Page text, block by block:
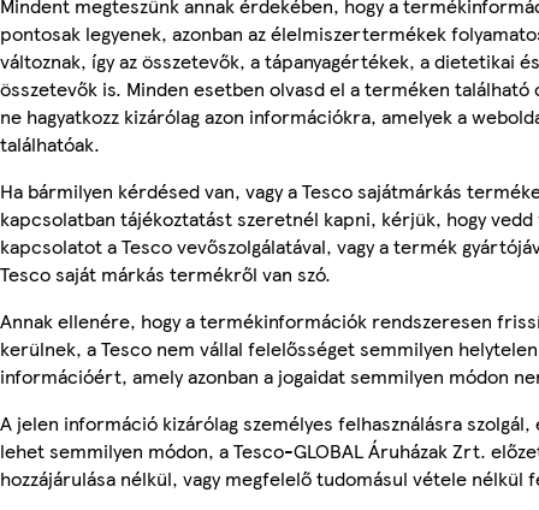
pontosak legyenek, azonban az élelmiszertermékek
változnak, így az összetevők, a tápanyagértékek, a dietetikai
összetevők is. Minden esetben olvasd el a terméken található
ne hagyatkozz kizárólag azon információkra, amelyek a
találhatóak.
Ha bármilyen kérdésed van, vagy a Tesco sajátmárkás
kapcsolatban tájékoztatást szeretnél kapni, kérjük, hogy vedd
kapcsolatot a Tesco vevőszolgálatával, vagy a termék
Tesco saját márkás termékről van szó.
Annak ellenére, hogy a termékinformációk rendszeresen
kerülnek, a Tesco nem vállal felelősséget semmilyen helytelen
információért, amely azonban a jogaidat semmilyen módon
A jelen információ kizárólag személyes felhasználásra szolgál,
lehet semmilyen módon, a Tesco-GLOBAL Áruházak Zrt.
hozzájárulása nélkül, vagy megfelelő tudomásul vétele nélkül